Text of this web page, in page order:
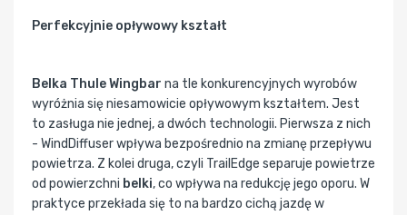
Perfekcyjnie opływowy kształt
Belka Thule Wingbar na tle konkurencyjnych wyrobów
wyróżnia się niesamowicie opływowym kształtem. Jest
to zasługa nie jednej, a dwóch technologii. Pierwsza z nich
- WindDiffuser wpływa bezpośrednio na zmianę przepływu
powietrza. Z kolei druga, czyli TrailEdge separuje powietrze
od powierzchni belki, co wpływa na redukcję jego oporu. W
praktyce przekłada się to na bardzo cichą jazdę w